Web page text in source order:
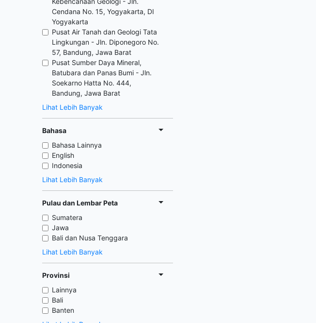
Cendana No. 15, Yogyakarta, DI
Yogyakarta
Pusat Air Tanah dan Geologi Tata
Lingkungan - Jln. Diponegoro No.
57, Bandung, Jawa Barat
Pusat Sumber Daya Mineral,
Batubara dan Panas Bumi - Jln.
Soekarno Hatta No. 444,
Bandung, Jawa Barat
Lihat Lebih Banyak
Bahasa
Bahasa Lainnya
English
Indonesia
Lihat Lebih Banyak
Pulau dan Lembar Peta
Sumatera
Jawa
Bali dan Nusa Tenggara
Lihat Lebih Banyak
Provinsi
Lainnya
Bali
Banten